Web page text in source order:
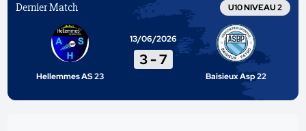
Dernier Match U10 NIVEAU 2
Hellemmes AS 23
13/06/2026
3-7
Baisieux Asp 22